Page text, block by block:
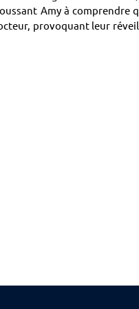
Amy à comprendre
provoquant leur